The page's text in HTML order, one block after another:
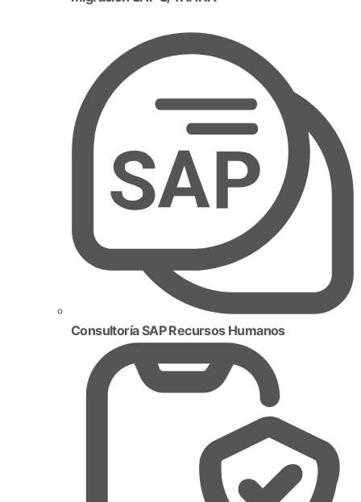
Consultoría SAP Recursos Humanos